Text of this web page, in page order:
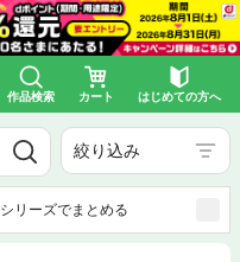
作品検索 カート はじめての方へ
絞り込み
シリーズでまとめる